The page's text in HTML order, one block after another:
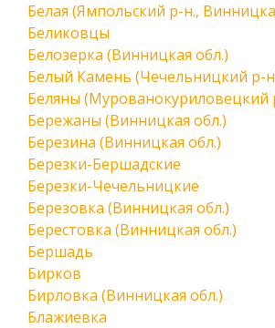
Белая (Ямпольский р-н.,
Беликовцы
Белозерка (Винницкая обл.)
Белый Камень (Чечельницкий р-
Беляны (Мурованокуриловецкий
Бережаны (Винницкая обл.)
Березина (Винницкая обл.)
Березки-Бершадские
Березки-Чечельницкие
Березовка (Винницкая обл.)
Берестовка (Винницкая обл.)
Бершадь
Бирков
Бирловка (Винницкая обл.)
Блажиевка